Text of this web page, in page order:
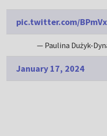
pic.twitter.com/
— Paulina Dużyk-
January 17, 2024